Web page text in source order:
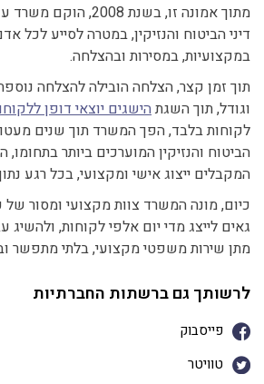
מתוך אמונה זו, בשנת
דיני הביטוח והנזיקין, במטרה לסייע לכל
במקצועיות, במסירות ובהצלחה.
תוך זמן קצר, הצלחה הובילה להצלחה
וגודל, תוך השגתהישגים יוצאי דופן
לקוחות בלבד, הפך המשרד תוך שנים
הביטוח והנזיקין המוערכים ביותר
המקבלים ייצוג אישי ומקצועי, בכל רגע
גאים לייצג מדי יום אלפי לקוחות, ולהשיג
מתן שירות משפטי מקצועי, בלתי מתפשר
לרשותך גם ברשתות החברתיות
פייסבוק
טוויטר